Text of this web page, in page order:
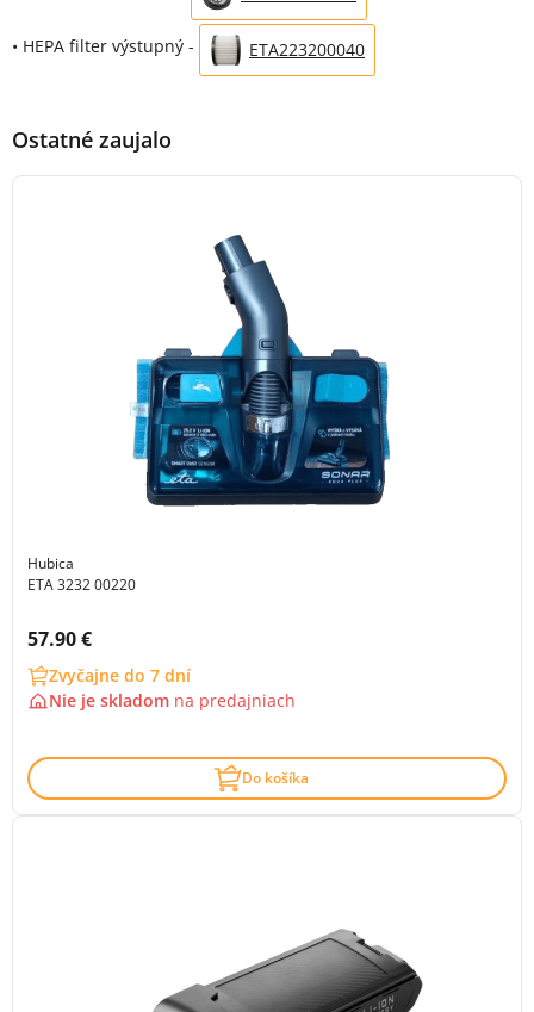
• HEPA filter výstupný - ETA223200040
Ostatné zaujalo
Hubica
ETA 3232 00220
Cena s DPH:
57.90 €
Zvyčajne do 7 dní
Nie je skladom na predajniach
Do košíka